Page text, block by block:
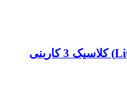
گوشی پزشکی لیتمن (Littmann) کلاسیک 3 کاربنی